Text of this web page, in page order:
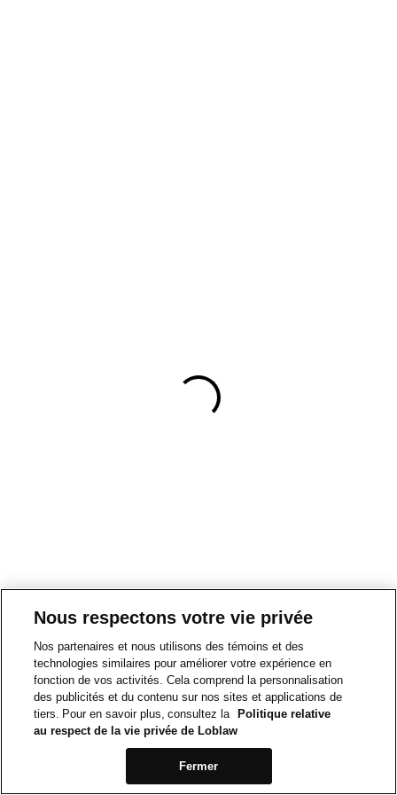
Nous respectons votre vie privée
Nos partenaires et nous utilisons des témoins et des
technologies similaires pour améliorer votre expérience en
fonction de vos activités. Cela comprend la personnalisation
des publicités et du contenu sur nos sites et applications de
tiers. Pour en savoir plus, consultez la
Politique relative
au respect de la vie privée de Loblaw
Fermer